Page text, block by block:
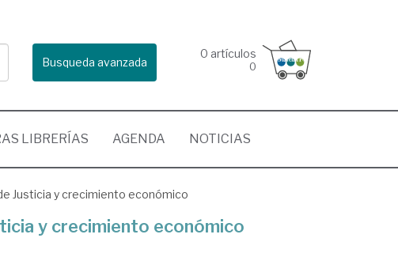
Busqueda avanzada
0 artículos
0
LIBRERÍAS AGENDA NOTICIAS
Justicia y crecimiento económico
y crecimiento económico